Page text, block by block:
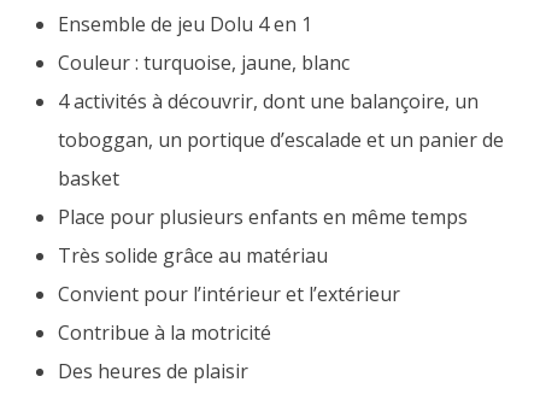
Ensemble de jeu Dolu 4 en 1
Couleur : turquoise, jaune, blanc
4 activités à découvrir, dont une balançoire, un
toboggan, un portique d’escalade et un panier de
basket
Place pour plusieurs enfants en même temps
Très solide grâce au matériau
Convient pour l’intérieur et l’extérieur
Contribue à la motricité
Des heures de plaisir